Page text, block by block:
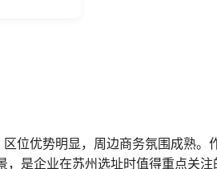
位优势明显，周边商务氛围成熟。
是企业在苏州选址时值得重点关